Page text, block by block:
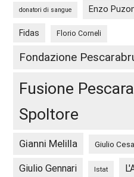
donatori di sangue Enzo
Fidas Florio Corneli
Fondazione
Fusione
Spoltore
Gianni Melilla Giulio
Giulio Gennari Istat